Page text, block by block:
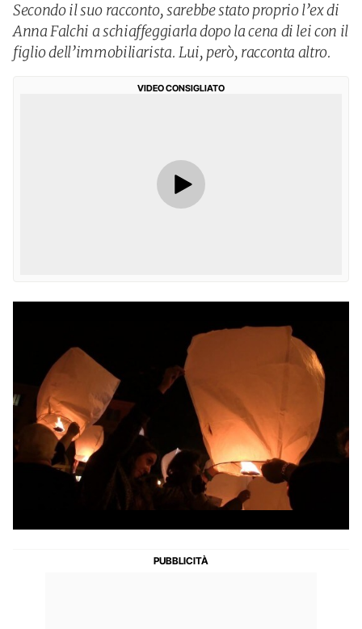
Secondo il suo racconto, sarebbe stato proprio l’ex di
Anna Falchi a schiaffeggiarla dopo la cena di lei con il
figlio dell’immobiliarista. Lui, però, racconta altro.
VIDEO CONSIGLIATO